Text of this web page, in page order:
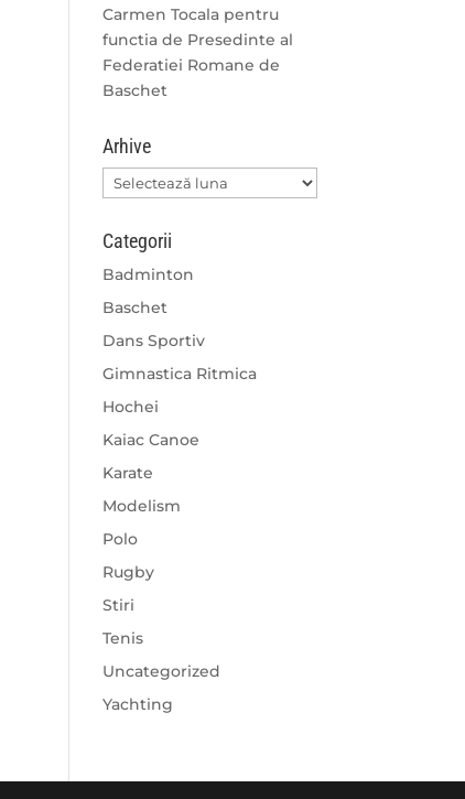
Carmen Tocala pentru
functia de Presedinte al
Federatiei Romane de
Baschet
Arhive
Arhive
Categorii
Badminton
Baschet
Dans Sportiv
Gimnastica Ritmica
Hochei
Kaiac Canoe
Karate
Modelism
Polo
Rugby
Stiri
Tenis
Uncategorized
Yachting